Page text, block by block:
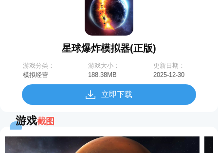
星球爆炸模拟器(正版)
游戏分类：
模拟经营
游戏大小：
188.38MB
更新日期：
2025-12-30
16:10:38
立即下载
游戏截图